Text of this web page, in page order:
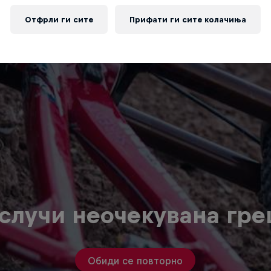
неочекувана
Обиди се повторно
Отфрли ги сите Прифати ги сите колачиња